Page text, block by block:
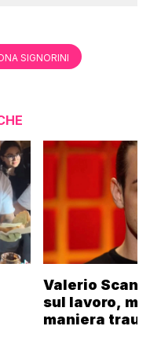
SIGNORINI
Valerio
sul lavoro,
maniera